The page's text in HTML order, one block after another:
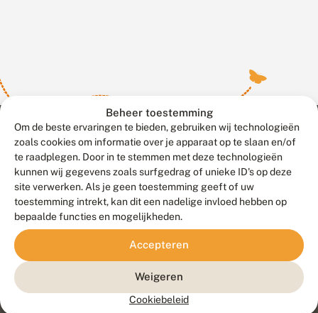
Beheer toestemming
Om de beste ervaringen te bieden, gebruiken wij technologieën
zoals cookies om informatie over je apparaat op te slaan en/of
te raadplegen. Door in te stemmen met deze technologieën
kunnen wij gegevens zoals surfgedrag of unieke ID's op deze
site verwerken. Als je geen toestemming geeft of uw
toestemming intrekt, kan dit een nadelige invloed hebben op
bepaalde functies en mogelijkheden.
Accepteren
Weigeren
Cookiebeleid
Contact
Veelgestelde vragen
Doneer
Meld waarnemingen© 2026 Vlinderstichting
Duurzaam ontwikkeld door
Go2People
, ontworpen door
Blue Field Agency
Privacy
Disclaimer
Sitemap